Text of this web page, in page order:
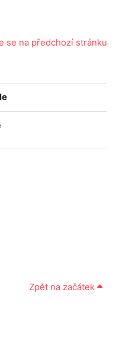
se na předchozí stránku
Zpět na začátek